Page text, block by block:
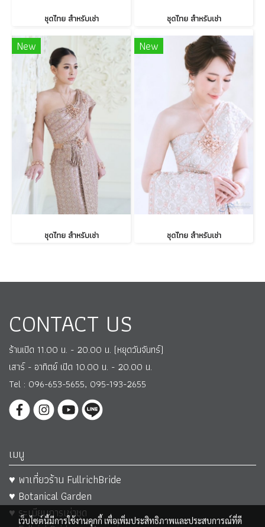
ชุดไทย สำหรับเช่า ชุดไทย สำหรับเช่า
New
ชุดไทย สำหรับเช่า
New
ชุดไทย สำหรับเช่า
CONTACT US
ร้านเปิด 11.00 น. - 20.00 น. (หยุดวันจันทร์)
เสาร์ - อาทิตย์ เปิด 10.00 น. - 20.00 น.
Tel : 096-653-5655, 095-193-2655
เมนู
♥ พาเที่ยวร้าน FullrichBride
♥ Botanical Garden
♥ ระเบียบการเช่าชุด
เว็บไซต์นี้มีการใช้งานคุกกี้ เพื่อเพิ่มประสิทธิภาพและประสบการณ์ที่ดี